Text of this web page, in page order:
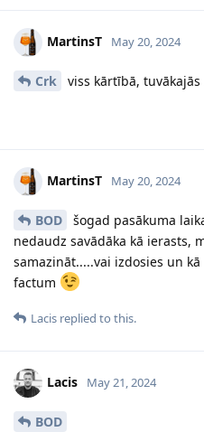
MartinsT May 20, 2024
Crk viss kārtībā,
MartinsT May 20, 2024
BOD
šogad pasākuma
nedaudz savādāka kā ierasts,
samazināt.....vai izdosies un
factum
Lacis replied to this.
Lacis May 21, 2024
BOD